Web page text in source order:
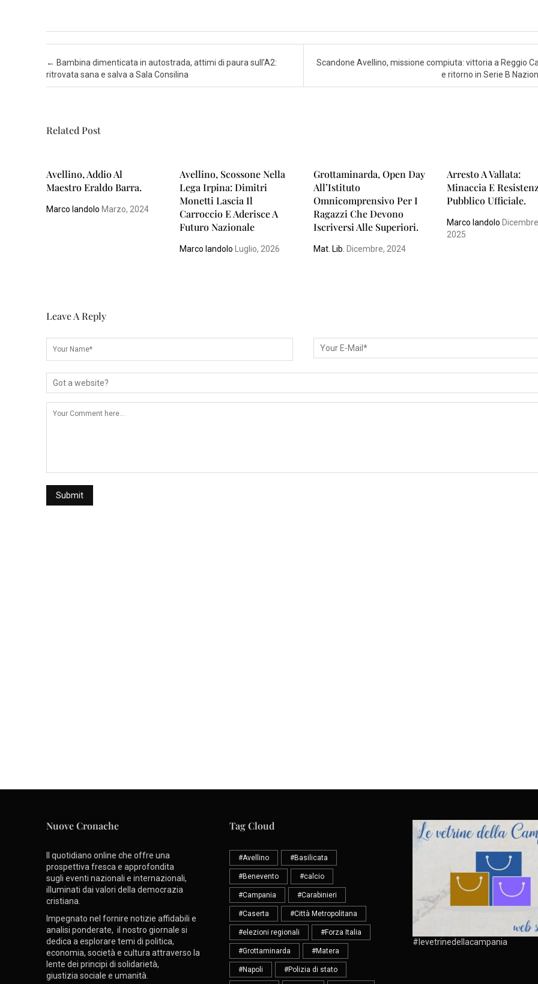
Post navigation
← Bambina dimenticata in autostrada, attimi di paura sull’A2:
ritrovata sana e salva a Sala Consilina
Scandone Avellino, missione compiuta: vittoria a Reggio
e ritorno in Serie B
Related Post
Avellino, Addio Al
Maestro Eraldo Barra.
Marco Iandolo Marzo, 2024
Avellino, Scossone Nella
Lega Irpina: Dimitri
Monetti Lascia Il
Carroccio E Aderisce A
Futuro Nazionale
Marco Iandolo Luglio, 2026
Grottaminarda, Open Day
All’Istituto
Omnicomprensivo Per I
Ragazzi Che Devono
Iscriversi Alle Superiori.
Mat. Lib. Dicembre, 2024
Arresto A Vallata:
Minaccia E
Pubblico Ufficiale.
Marco Iandolo
2025
Leave A Reply
Nuove Cronache
Il quotidiano online che offre una
prospettiva fresca e approfondita
sugli eventi nazionali e internazionali,
illuminati dai valori della democrazia
cristiana.
Impegnato nel fornire notizie affidabili e
analisi ponderate, il nostro giornale si
dedica a esplorare temi di politica,
economia, società e cultura attraverso la
lente dei principi di solidarietà,
giustizia sociale e umanità.
Tag Cloud
#Avellino #Basilicata
#Benevento #calcio
#Campania #Carabinieri
#Caserta #Città Metropolitana
#elezioni regionali #Forza Italia
#Grottaminarda #Matera
#Napoli #Polizia di stato
#levetrinedellacampania